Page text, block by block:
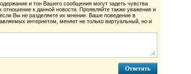
и тон Вашего сообщения могут задеть чувства
к данной новости. Проявляйте также уважение и
Вы не разделяете их мнение. Ваше поведение в
интернетом, меняет не только виртуальный, но и